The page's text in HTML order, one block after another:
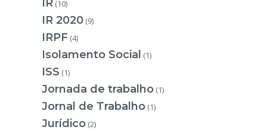
IR (10)
IR 2020 (9)
IRPF (4)
Isolamento Social (1)
ISS (1)
Jornada de trabalho (1)
Jornal de Trabalho (1)
Jurídico (2)